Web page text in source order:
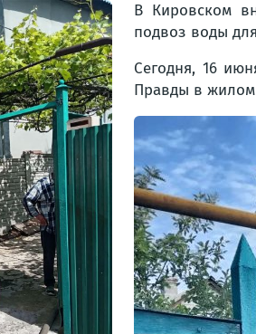
В Кировском
подвоз воды
Сегодня, 16
Правды в жилом